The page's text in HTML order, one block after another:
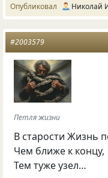
Опубликовал Николай
#2003579
Петля жизни
В старости Жизнь
Чем ближе к концу,
Тем туже узел…